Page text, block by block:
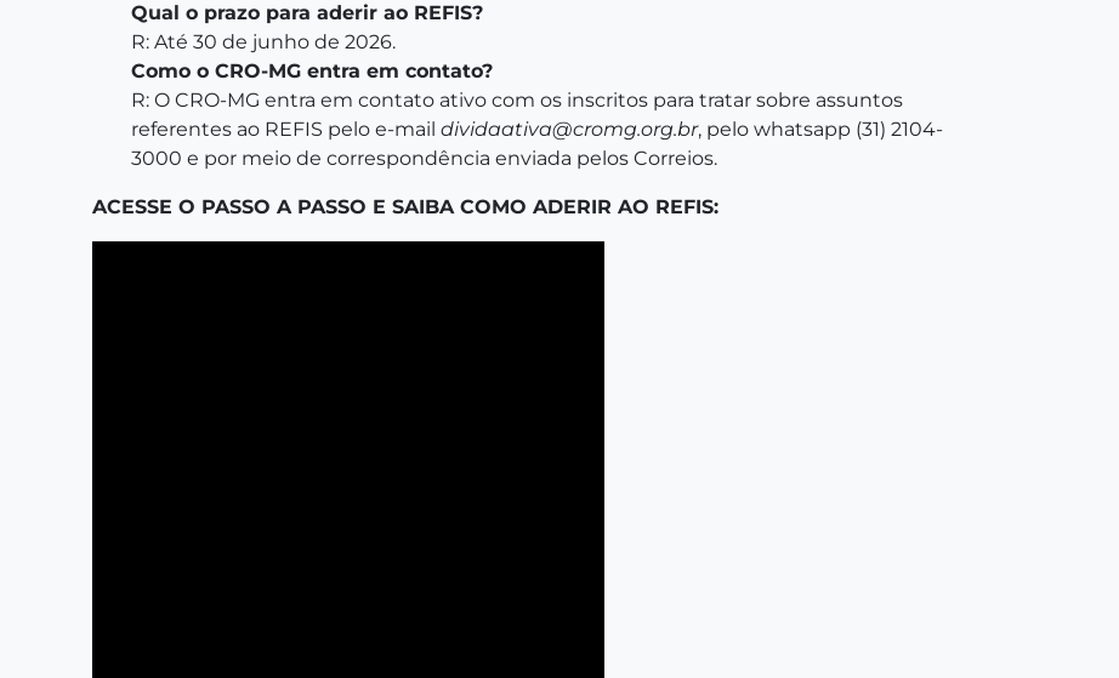
Qual o prazo para aderir ao REFIS?
R: Até 30 de junho de 2026.
Como o CRO-MG entra em contato?
R: O CRO-MG entra em contato ativo com os inscritos para tratar sobre assuntos
referentes ao REFIS pelo e-mail dividaativa@cromg.org.br, pelo whatsapp (31) 2104-
3000 e por meio de correspondência enviada pelos Correios.
ACESSE O PASSO A PASSO E SAIBA COMO ADERIR AO REFIS: